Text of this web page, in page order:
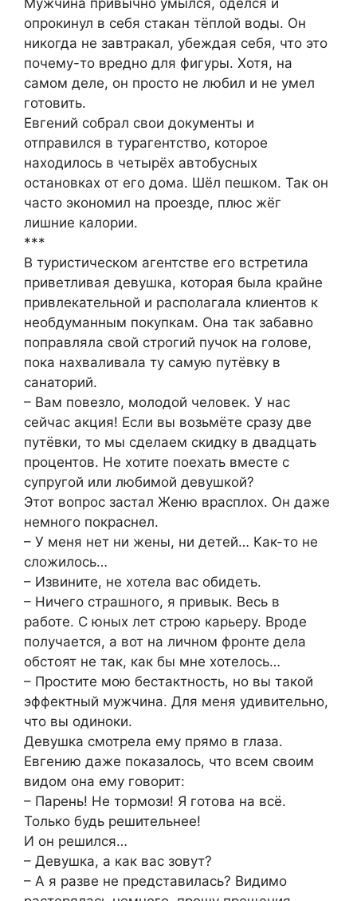
Мужчина привычно умылся, оделся и
опрокинул в себя стакан тёплой воды. Он
никогда не завтракал, убеждая себя, что это
почему-то вредно для фигуры. Хотя, на
самом деле, он просто не любил и не умел
готовить.
Евгений собрал свои документы и
отправился в турагентство, которое
находилось в четырёх автобусных
остановках от его дома. Шёл пешком. Так он
часто экономил на проезде, плюс жёг
лишние калории.
***
В туристическом агентстве его встретила
приветливая девушка, которая была крайне
привлекательной и располагала клиентов к
необдуманным покупкам. Она так забавно
поправляла свой строгий пучок на голове,
пока нахваливала ту самую путёвку в
санаторий.
– Вам повезло, молодой человек. У нас
сейчас акция! Если вы возьмёте сразу две
путёвки, то мы сделаем скидку в двадцать
процентов. Не хотите поехать вместе с
супругой или любимой девушкой?
Этот вопрос застал Женю врасплох. Он даже
немного покраснел.
– У меня нет ни жены, ни детей… Как-то не
сложилось…
– Извините, не хотела вас обидеть.
– Ничего страшного, я привык. Весь в
работе. С юных лет строю карьеру. Вроде
получается, а вот на личном фронте дела
обстоят не так, как бы мне хотелось…
– Простите мою бестактность, но вы такой
эффектный мужчина. Для меня удивительно,
что вы одиноки.
Девушка смотрела ему прямо в глаза.
Евгению даже показалось, что всем своим
видом она ему говорит:
– Парень! Не тормози! Я готова на всё.
Только будь решительнее!
И он решился…
– Девушка, а как вас зовут?
– А я разве не представилась? Видимо